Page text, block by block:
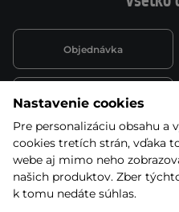
Objednávka
Spôsob platby
Montáž a servis
Kariéra
Nastavenie cookies
Pre personalizáciu obsahu a
cookies tretích strán, vďaka
webe aj mimo neho
našich produktov. Zber
k tomu nedáte súhlas.